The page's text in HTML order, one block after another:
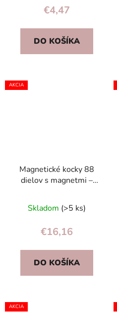
€4,47
DO KOŠÍKA
AKCIA
Magnetické kocky 88
dielov s magnetmi –
rokov
Skladom (>5 ks)
€16,16
DO KOŠÍKA
AKCIA